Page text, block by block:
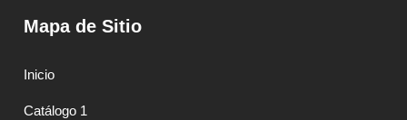
Mapa de Sitio
Inicio
Catálogo 1